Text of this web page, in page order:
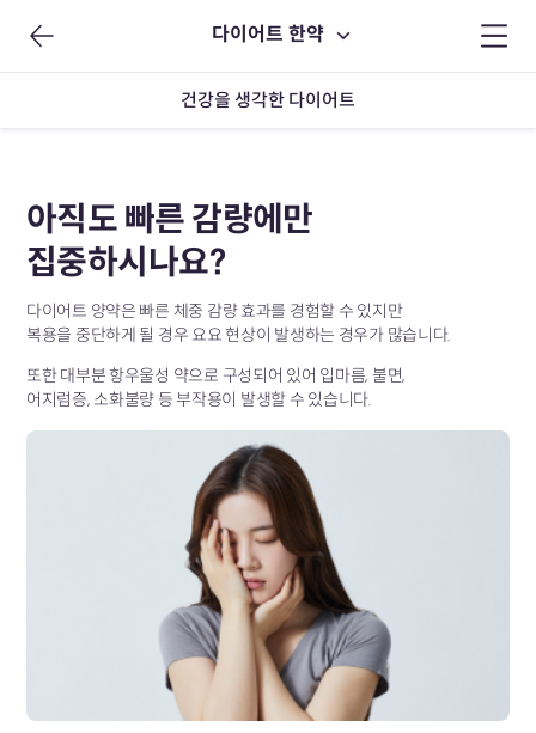
다이어트 한약
건강을 생각한 다이어트
아직도 빠른 감량에만
집중하시나요?
다이어트 양약은 빠른 체중 감량 효과를 경험할 수 있지만
복용을 중단하게 될 경우 요요 현상이 발생하는 경우가 많습니다.
또한 대부분 항우울성 약으로 구성되어 있어 입마름, 불면,
어지럼증, 소화불량 등 부작용이 발생할 수 있습니다.